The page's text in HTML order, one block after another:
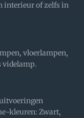
interieur of zelfs in
vloerlampen,
videlamp.
kleuren: Zwart,